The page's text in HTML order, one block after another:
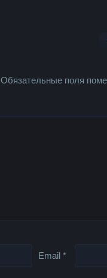
Обязательные поля
Email*